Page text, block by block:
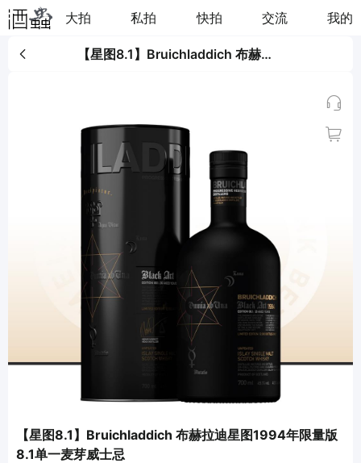
大拍 私拍 快拍 交流 我的
【星图8.1】Bruichladdich 布赫拉迪星图1994年限量版8.1单一麦芽威士忌
【星图8.1】Bruichladdich 布赫拉迪星图1994年限量版
8.1单一麦芽威士忌